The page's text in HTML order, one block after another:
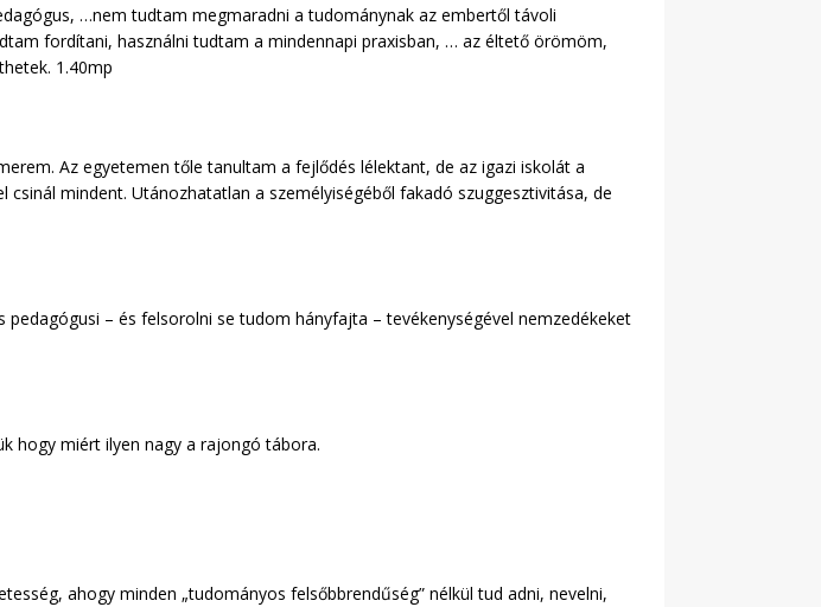
…nem tudtam megmaradni a tudománynak az embertől távoli
fordítani, használni tudtam a mindennapi praxisban, … az éltető örömöm,
1.40mp
Az egyetemen tőle tanultam a fejlődés lélektant, de az igazi iskolát a
mindent. Utánozhatatlan a személyiségéből fakadó szuggesztivitása, de
– és felsorolni se tudom hányfajta – tevékenységével nemzedékeket
hogy miért ilyen nagy a rajongó tábora.
ahogy minden „tudományos felsőbbrendűség” nélkül tud adni, nevelni,